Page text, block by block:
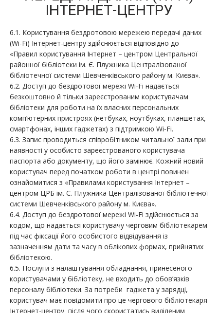
ІНТЕРНЕТ-ЦЕНТРУ
6.1. Користування бездротовою мережею передачі даних
(Wi-Fi) Інтернет-центру здійснюється відповідно до
«Правил користування Інтернет – центром Центральної
районної бібліотеки ім. Є. Плужника Централізованої
бібліотечної системи Шевченківського району м. Києва».
6.2. Доступ до бездротової мережі Wi-Fi надається
безкоштовно й тільки зареєстрованим користувачам
бібліотеки для роботи на їх власних персональних
комп’ютерних пристроях (нетбуках, ноутбуках, планшетах,
смартфонах, інших гаджетах) з підтримкою Wi-Fi.
6.3. Запис проводиться співробітником читальної зали при
наявності у особисто зареєстрованого користувача
паспорта або документу, що його замінює. Кожний новий
користувач перед початком роботи в центрі повинен
ознайомитися з «Правилами користування Інтернет –
центром ЦРБ ім. Є. Плужника Централізованої бібліотечної
системи Шевченківського району м. Києва».
6.4. Доступ до бездротової мережі Wi-Fi здійснюється за
кодом, що надається користувачу черговим бібліотекарем
під час фіксації його особистого відвідування із
зазначенням дати та часу в облікових формах, прийнятих
бібліотекою.
6.5. Послуги з налаштування обладнання, принесеного
користувачами у бібліотеку, не входить до обов’язків
персоналу бібліотеки. За потреби гаджета у зарядці,
користувач має повідомити про це чергового бібліотекаря
Інтернет-центру після чого скористатись виділеним